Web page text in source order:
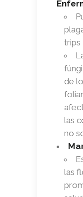
trips
de
las
no
las